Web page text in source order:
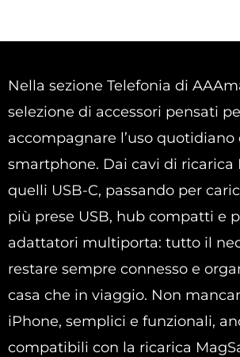
Nella sezione Telefonia di
selezione di accessori pensati
accompagnare l’uso quotidiano
smartphone. Dai cavi di ricarica
quelli USB-C, passando per
più prese USB, hub compatti e
adattatori multiporta: tutto il
restare sempre connesso e
casa che in viaggio. Non
iPhone, semplici e funzionali,
compatibili con la ricarica